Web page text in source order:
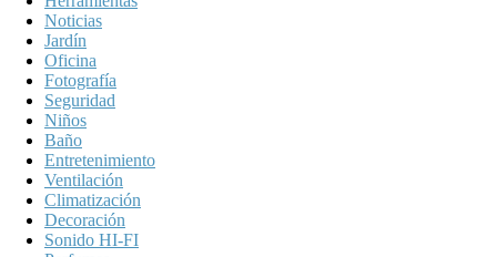
Noticias
Jardín
Oficina
Fotografía
Seguridad
Niños
Baño
Entretenimiento
Ventilación
Climatización
Decoración
Sonido HI-FI